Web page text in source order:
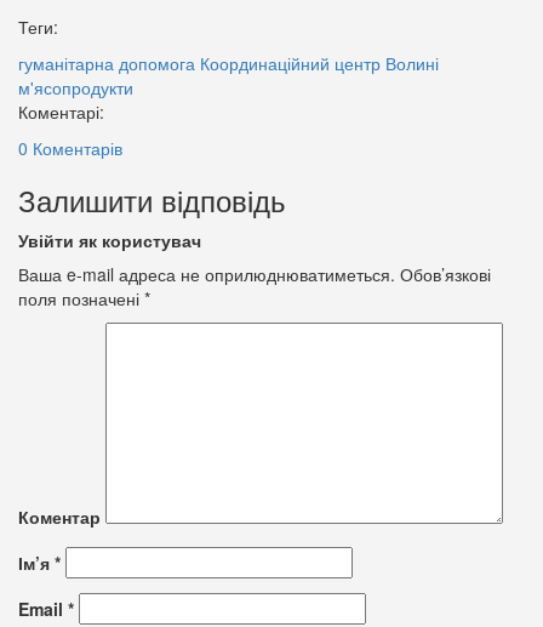
Теги:
гуманітарна допомога Координаційний центр Волині
м'ясопродукти
Коментарі:
0 Коментарів
Залишити відповідь
Увійти як користувач
Ваша e-mail адреса не оприлюднюватиметься. Обов’язкові
поля позначені *
Коментар
Ім’я *
Email *